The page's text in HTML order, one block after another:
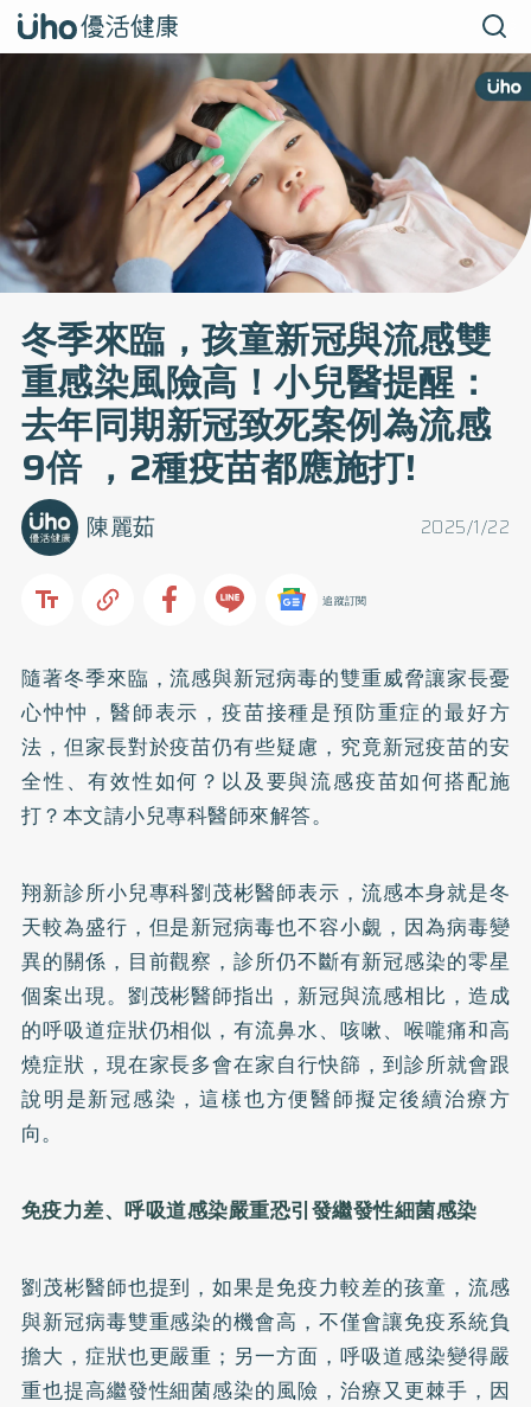
冬季來臨，孩童新冠與流感雙
重感染風險高！小兒醫提醒：
去年同期新冠致死案例為流感
9倍 ，2種疫苗都應施打!
2025/1/22
陳麗茹
追蹤訂閱
隨著冬季來臨，流感與新冠病毒的雙重威脅讓家長憂
心忡忡，醫師表示，疫苗接種是預防重症的最好方
法，但家長對於疫苗仍有些疑慮，究竟新冠疫苗的安
全性、有效性如何？以及要與流感疫苗如何搭配施
打？本文請小兒專科醫師來解答。
翔新診所小兒專科劉茂彬醫師表示，流感本身就是冬
天較為盛行，但是新冠病毒也不容小覷，因為病毒變
異的關係，目前觀察，診所仍不斷有新冠感染的零星
個案出現。劉茂彬醫師指出，新冠與流感相比，造成
的呼吸道症狀仍相似，有流鼻水、咳嗽、喉嚨痛和高
燒症狀，現在家長多會在家自行快篩，到診所就會跟
說明是新冠感染，這樣也方便醫師擬定後續治療方
向。
免疫力差、呼吸道感染嚴重恐引發繼發性細菌感染
劉茂彬醫師也提到，如果是免疫力較差的孩童，流感
與新冠病毒雙重感染的機會高，不僅會讓免疫系統負
擔大，症狀也更嚴重；另一方面，呼吸道感染變得嚴
重也提高繼發性細菌感染的風險，治療又更棘手，因